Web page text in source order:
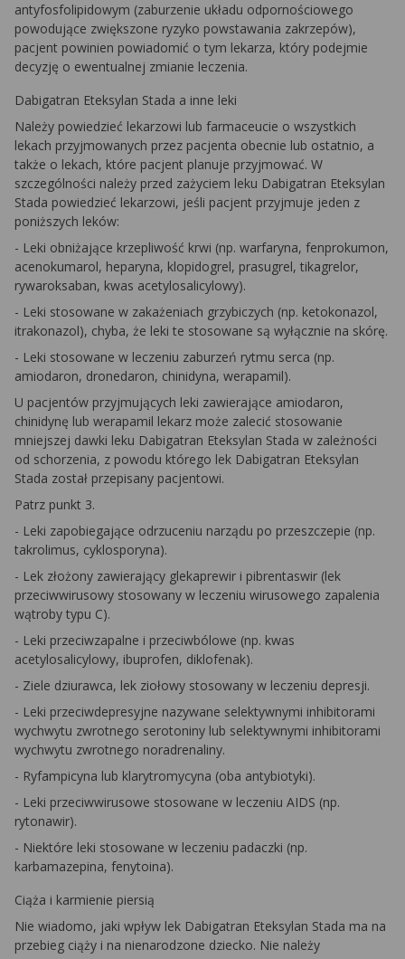
antyfosfolipidowym (zaburzenie układu odpornościowego
powodujące zwiększone ryzyko powstawania zakrzepów),
pacjent powinien powiadomić o tym lekarza, który podejmie
decyzję o ewentualnej zmianie leczenia.
Dabigatran Eteksylan Stada a inne leki
Należy powiedzieć lekarzowi lub farmaceucie o wszystkich
lekach przyjmowanych przez pacjenta obecnie lub ostatnio, a
także o lekach, które pacjent planuje przyjmować. W
szczególności należy przed zażyciem leku Dabigatran Eteksylan
Stada powiedzieć lekarzowi, jeśli pacjent przyjmuje jeden z
poniższych leków:
- Leki obniżające krzepliwość krwi (np. warfaryna, fenprokumon,
acenokumarol, heparyna, klopidogrel, prasugrel, tikagrelor,
rywaroksaban, kwas acetylosalicylowy).
- Leki stosowane w zakażeniach grzybiczych (np. ketokonazol,
itrakonazol), chyba, że leki te stosowane są wyłącznie na skórę.
- Leki stosowane w leczeniu zaburzeń rytmu serca (np.
amiodaron, dronedaron, chinidyna, werapamil).
U pacjentów przyjmujących leki zawierające amiodaron,
chinidynę lub werapamil lekarz może zalecić stosowanie
mniejszej dawki leku Dabigatran Eteksylan Stada w zależności
od schorzenia, z powodu którego lek Dabigatran Eteksylan
Stada został przepisany pacjentowi.
Patrz punkt 3.
- Leki zapobiegające odrzuceniu narządu po przeszczepie (np.
takrolimus, cyklosporyna).
- Lek złożony zawierający glekaprewir i pibrentaswir (lek
przeciwwirusowy stosowany w leczeniu wirusowego zapalenia
wątroby typu C).
- Leki przeciwzapalne i przeciwbólowe (np. kwas
acetylosalicylowy, ibuprofen, diklofenak).
- Ziele dziurawca, lek ziołowy stosowany w leczeniu depresji.
- Leki przeciwdepresyjne nazywane selektywnymi inhibitorami
wychwytu zwrotnego serotoniny lub selektywnymi inhibitorami
wychwytu zwrotnego noradrenaliny.
- Ryfampicyna lub klarytromycyna (oba antybiotyki).
- Leki przeciwwirusowe stosowane w leczeniu AIDS (np.
rytonawir).
- Niektóre leki stosowane w leczeniu padaczki (np.
karbamazepina, fenytoina).
Ciąża i karmienie piersią
Nie wiadomo, jaki wpływ lek Dabigatran Eteksylan Stada ma na
przebieg ciąży i na nienarodzone dziecko. Nie należy